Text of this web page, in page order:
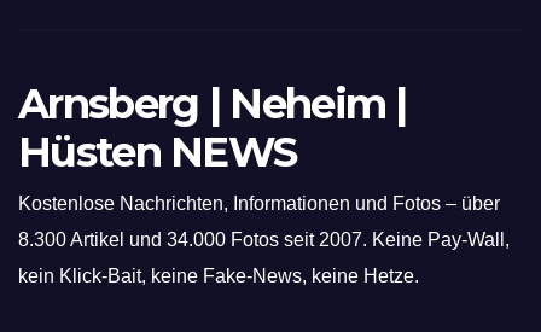
Arnsberg | Neheim |
Hüsten NEWS
Kostenlose Nachrichten, Informationen und Fotos – über
8.300 Artikel und 34.000 Fotos seit 2007. Keine Pay-Wall,
kein Klick-Bait, keine Fake-News, keine Hetze.